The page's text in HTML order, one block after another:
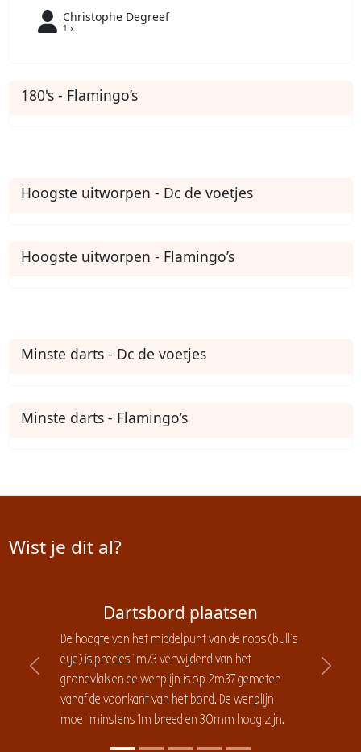
Christophe Degreef
1 x
180's - Flamingo’s
Hoogste uitworpen - Dc de voetjes
Hoogste uitworpen - Flamingo’s
Minste darts - Dc de voetjes
Minste darts - Flamingo’s
Wist je dit al?
Dartsbord plaatsen
De hoogte van het middelpunt van de roos (bull's
eye) is precies 1m73 verwijderd van het
grondvlak en de werplijn is op 2m37 gemeten
vanaf de voorkant van het bord. De werplijn
moet minstens 1m breed en 30mm hoog zijn.
Previous Next